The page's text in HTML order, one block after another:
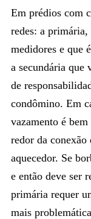
Em prédios com
redes: a primária,
medidores e que
a secundária que
de
condômino. Em
vazamento é
redor da conexão
aquecedor. Se
e então deve ser
primária requer
mais